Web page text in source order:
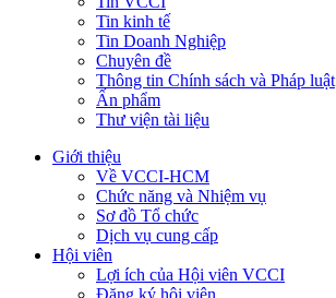
Tin kinh tế
Tin Doanh Nghiệp
Chuyên đề
Thông tin Chính sách và Pháp luật
Ấn phẩm
Thư viện tài liệu
Giới thiệu
Về VCCI-HCM
Chức năng và Nhiệm vụ
Sơ đồ Tổ chức
Dịch vụ cung cấp
Hội viên
Lợi ích của Hội viên VCCI
Đăng ký hội viên